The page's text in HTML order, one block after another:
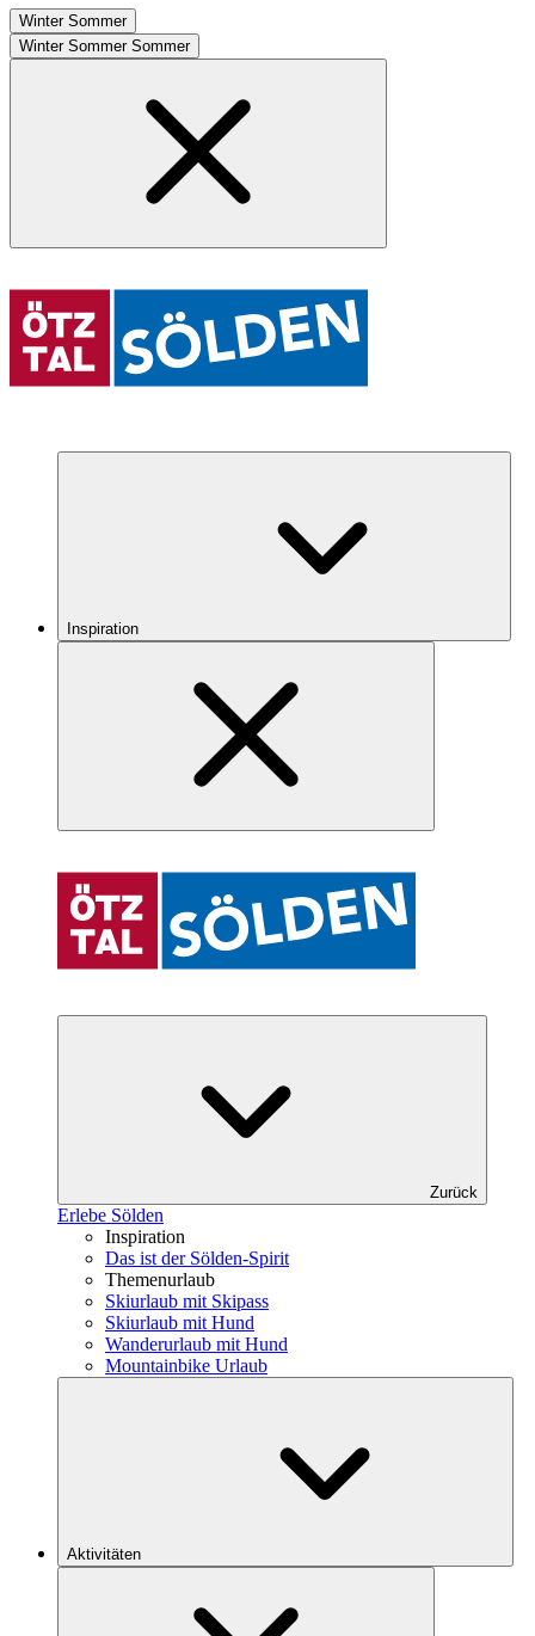
Winter Sommer
Winter Sommer Sommer
Inspiration
Zurück
Erlebe Sölden
Inspiration
Das ist der Sölden-Spirit
Themenurlaub
Skiurlaub mit Skipass
Skiurlaub mit Hund
Wanderurlaub mit Hund
Mountainbike Urlaub
Aktivitäten